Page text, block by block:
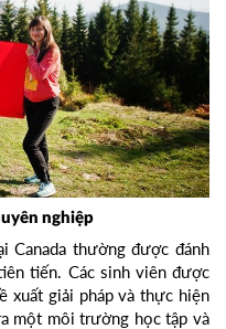
nghiệp
Canada thường được đánh
tiến. Các sinh viên được
xuất giải pháp và thực hiện
một môi trường học tập và